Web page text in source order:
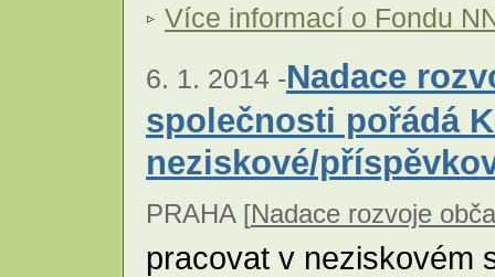
Více informací o Fondu
6. 1. 2014 -Nadace
společnosti pořádá
neziskové/
PRAHA [Nadace rozvoje
pracovat v neziskovém